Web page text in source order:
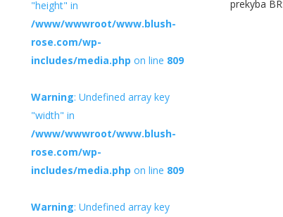
"height" in
/www/wwwroot/www.blush-
rose.com/wp-
includes/media.php on line 809
Warning: Undefined array key
"width" in
/www/wwwroot/www.blush-
rose.com/wp-
includes/media.php on line 809
Warning: Undefined array key
prekyba